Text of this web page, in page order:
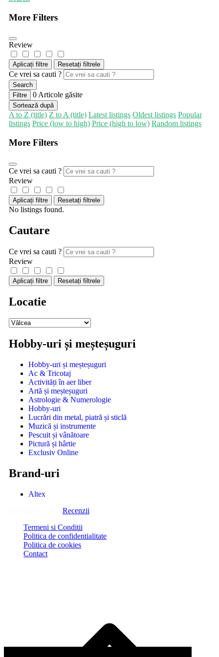
More Filters
Review
Aplicați filtre Resetați filtrele
Ce vrei sa cauti ?
Search
Filtre
0 Articole găsite
Sortează după
A to Z (title) Z to A (title) Latest listings Oldest listings Popular
listings Price (low to high) Price (high to low) Random listings
More Filters
Ce vrei sa cauti ?
Review
Aplicați filtre Resetați filtrele
No listings found.
Cautare
Ce vrei sa cauti ?
Review
Aplicați filtre Resetați filtrele
Locatie
Hobby-uri și meșteșuguri
Hobby-uri și meșteșuguri
Ac & Tricotaj
Activități în aer liber
Artă și meșteșuguri
Astrologie & Numerologie
Hobby-uri
Lucrări din metal, piatră și sticlă
Muzică și instrumente
Pescuit și vânătoare
Pictură și hârtie
Exclusiv Online
Brand-uri
Altex
Recenzii
Termeni si Conditii
Politica de confidentialitate
Politica de cookies
Contact